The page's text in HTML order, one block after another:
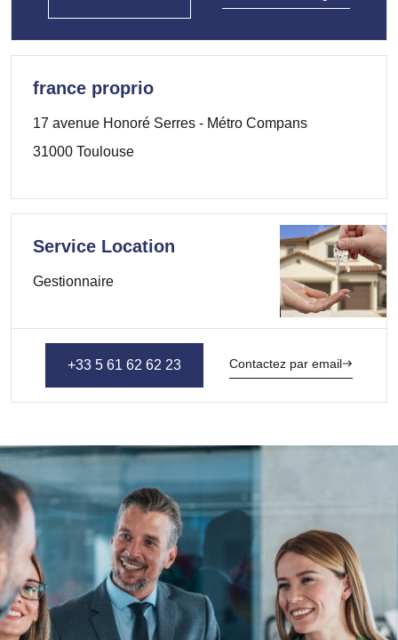
france proprio
17 avenue Honoré Serres - Métro Compans
31000 Toulouse
Service Location
Gestionnaire
+33 5 61 62 62 23 Contactez par email